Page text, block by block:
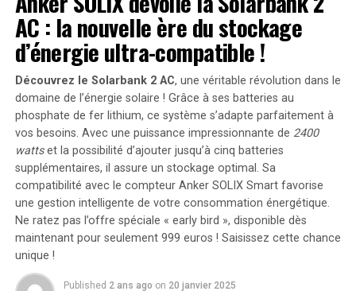
transformée à l’aide de questionnaires de fréquence
alimentaire semi-quantitatifs validés, administrés tous
les 2 à 4 ans. Les participants ont été interrogés sur la
fréquence à laquelle ils consommaient une portion de
viande rouge transformée.
Les chercheurs ont également évalué la consommation
de viande rouge non transformée, y compris le bœuf, le
porc ou l’agneau, en plat principal, dans un sandwich ou
un hamburger, ou dans un plat mixte.
De plus, les chercheurs ont examiné la consommation
de noix et de légumineuses des participants.
Le résultat de la démence était un point de terminaison
AC : la nouvelle ère du stockage
d’énergie ultra-compatible !
Découvrez le Solarbank 2 AC, une véritable révolution dans le
domaine de l’énergie solaire ! Grâce à ses batteries au
phosphate de fer lithium, ce système s’adapte parfaitement à
vos besoins. Avec une puissance impressionnante de 2400
wattset la possibilité d’ajouter jusqu’à cinq batteries
supplémentaires, il assure un stockage optimal. Sa
compatibilité avec le compteur Anker SOLIX Smart favorise
une gestion intelligente de votre consommation énergétique.
Ne ratez pas l’offre spéciale « early bird », disponible dès
maintenant pour seulement 999 euros ! Saisissez cette chance
unique !
Published 2 ans ago on 20 janvier 2025